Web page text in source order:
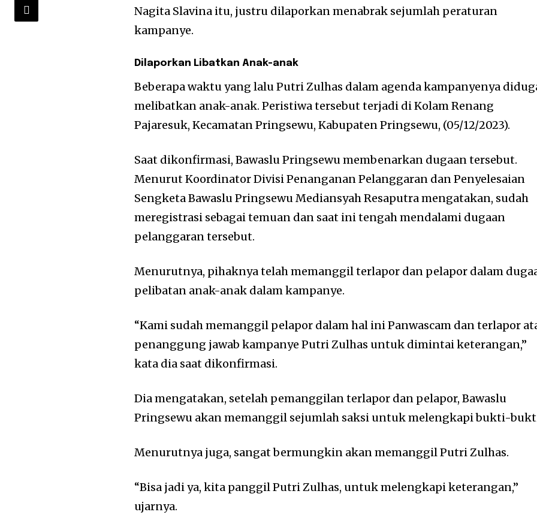
Nagita Slavina itu, justru dilaporkan menabrak sejumlah peraturan
kampanye.
Dilaporkan Libatkan Anak-anak
Beberapa waktu yang lalu Putri Zulhas dalam agenda kampanyenya
melibatkan anak-anak. Peristiwa tersebut terjadi di Kolam Renang
Pajaresuk, Kecamatan Pringsewu, Kabupaten Pringsewu, (05/12/2023).
Saat dikonfirmasi, Bawaslu Pringsewu membenarkan dugaan tersebut.
Menurut Koordinator Divisi Penanganan Pelanggaran dan Penyelesaian
Sengketa Bawaslu Pringsewu Mediansyah Resaputra mengatakan, sudah
meregistrasi sebagai temuan dan saat ini tengah mendalami dugaan
pelanggaran tersebut.
Menurutnya, pihaknya telah memanggil terlapor dan pelapor dalam
pelibatan anak-anak dalam kampanye.
“Kami sudah memanggil pelapor dalam hal ini Panwascam dan terlapor
penanggung jawab kampanye Putri Zulhas untuk dimintai keterangan,”
kata dia saat dikonfirmasi.
Dia mengatakan, setelah pemanggilan terlapor dan pelapor, Bawaslu
Pringsewu akan memanggil sejumlah saksi untuk melengkapi bukti-
Menurutnya juga, sangat bermungkin akan memanggil Putri Zulhas.
“Bisa jadi ya, kita panggil Putri Zulhas, untuk melengkapi keterangan,”
ujarnya.